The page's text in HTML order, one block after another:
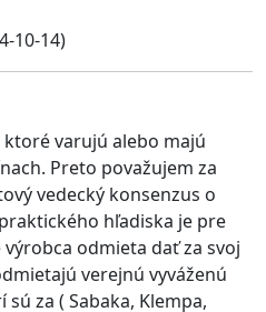
10-14)
ktoré varujú alebo majú
Preto považujem za
vedecký konsenzus o
hľadiska je pre
odmieta dať za svoj
verejnú vyváženú
za ( Sabaka, Klempa,